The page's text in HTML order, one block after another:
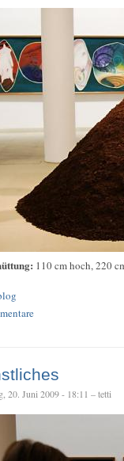
110 cm hoch, 220
20. Juni 2009 - 18:11 – tetti